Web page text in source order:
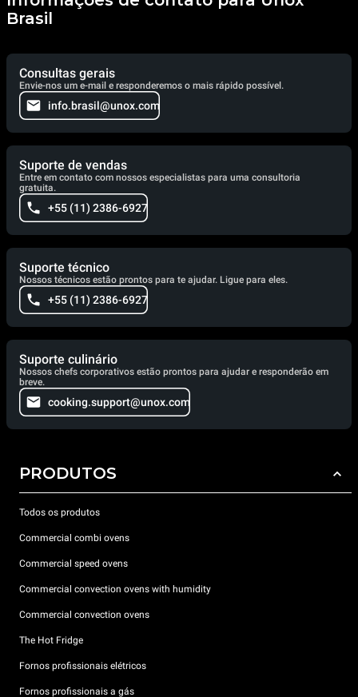
Brasil
Consultas gerais
Envie-nos um e-mail e responderemos o mais rápido possível.
info.brasil@unox.com
Suporte de vendas
Entre em contato com nossos especialistas para uma consultoria
gratuita.
+55 (11) 2386-6927
Suporte técnico
Nossos técnicos estão prontos para te ajudar. Ligue para eles.
+55 (11) 2386-6927
Suporte culinário
Nossos chefs corporativos estão prontos para ajudar e responderão em
breve.
cooking.support@unox.com
PRODUTOS
Todos os produtos
Commercial combi ovens
Commercial speed ovens
Commercial convection ovens with humidity
Commercial convection ovens
The Hot Fridge
Fornos profissionais elétricos
Fornos profissionais a gás